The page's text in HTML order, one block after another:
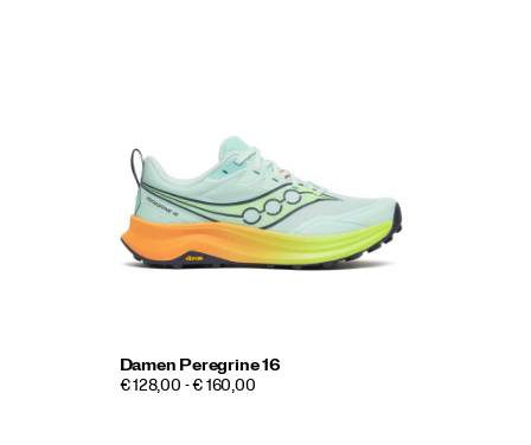
Damen Peregrine 16
€ 128,00 - € 160,00